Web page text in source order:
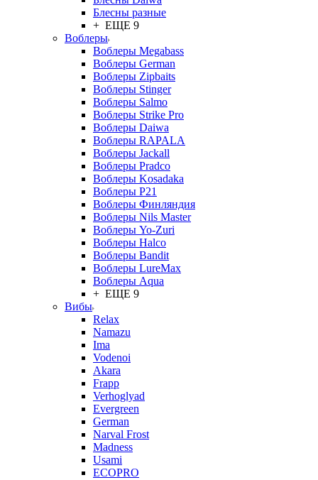
Блесны разные
+ ЕЩЕ 9
Воблеры
Воблеры Megabass
Воблеры German
Воблеры Zipbaits
Воблеры Stinger
Воблеры Salmo
Воблеры Strike Pro
Воблеры Daiwa
Воблеры RAPALA
Воблеры Jackall
Воблеры Pradco
Воблеры Kosadaka
Воблеры P21
Воблеры Финляндия
Воблеры Nils Master
Воблеры Yo-Zuri
Воблеры Halco
Воблеры Bandit
Воблеры LureMax
Воблеры Aqua
+ ЕЩЕ 9
Вибы
Relax
Namazu
Ima
Vodenoi
Akara
Frapp
Verhoglyad
Evergreen
German
Narval Frost
Madness
Usami
ECOPRO